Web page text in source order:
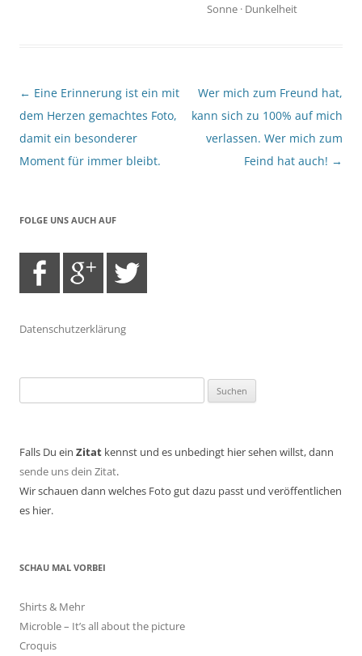
Sonne · Dunkelheit
Beitragsnavigation
← Eine Erinnerung ist ein mit
dem Herzen gemachtes Foto,
damit ein besonderer
Moment für immer bleibt.
Wer mich zum Freund hat,
kann sich zu 100% auf mich
verlassen. Wer mich zum
Feind hat auch! →
FOLGE UNS AUCH AUF
Datenschutzerklärung
nach:
Falls Du ein Zitat kennst und es unbedingt hier sehen willst, dann
sende uns dein Zitat.
Wir schauen dann welches Foto gut dazu passt und veröffentlichen
es hier.
SCHAU MAL VORBEI
Shirts & Mehr
Microble – It’s all about the picture
Croquis